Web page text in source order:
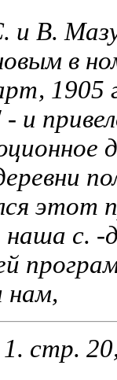
и В.
в
1905
и
этот
с. -
нам,
стр.